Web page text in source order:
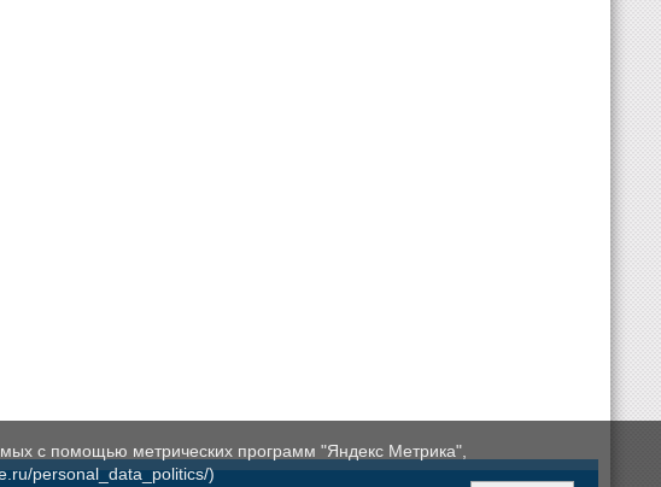
с помощью метрических программ "Яндекс Метрика",
personal_data_politics/)